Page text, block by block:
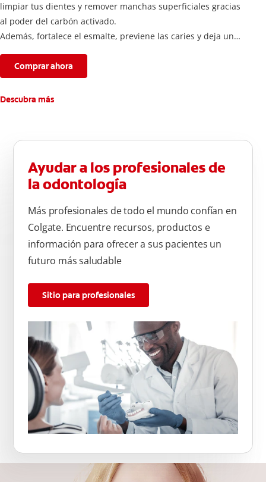
limpiar tus dientes y remover manchas superficiales gracias
al poder del carbón activado.
Además, fortalece el esmalte, previene las caries y deja un
Comprar ahora
Descubra más
Ayudar a los profesionales de
la odontología
Más profesionales de todo el mundo confían en
Colgate. Encuentre recursos, productos e
información para ofrecer a sus pacientes un
futuro más saludable
Sitio para profesionales